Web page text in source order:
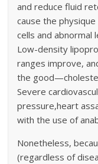
and reduce fluid
cause the
cells and abnormal
Low-density
ranges improve,
the
Severe
pressure,heart
with the use of
Nonetheless,
(regardless of